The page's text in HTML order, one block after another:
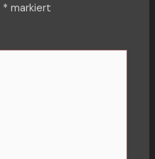
* markiert